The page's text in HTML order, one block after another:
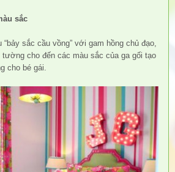
sắc
“bảy sắc cầu vồng” với gam hồng chủ đạo,
cho đến các màu sắc của ga gối tạo
cho bé gái.